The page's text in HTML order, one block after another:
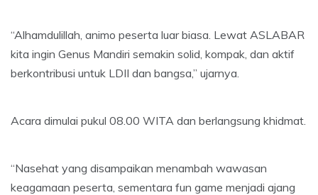
“Alhamdulillah, animo peserta luar biasa. Lewat ASLABAR
kita ingin Genus Mandiri semakin solid, kompak, dan aktif
berkontribusi untuk LDII dan bangsa,” ujarnya.
Acara dimulai pukul 08.00 WITA dan berlangsung khidmat.
“Nasehat yang disampaikan menambah wawasan
keagamaan peserta, sementara fun game menjadi ajang